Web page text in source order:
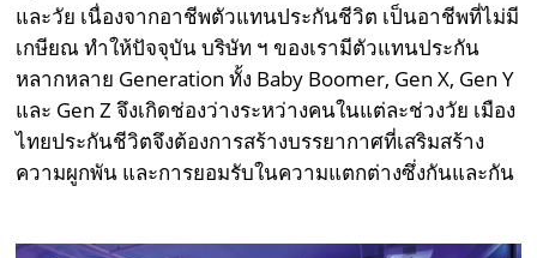
และวัย เนื่องจากอาชีพตัวแทนประกันชีวิต เป็นอาชีพที่ไม่มี
เกษียณ ทำให้ปัจจุบัน บริษัท ฯ ของเรามีตัวแทนประกัน
หลากหลาย Generation ทั้ง Baby Boomer, Gen X, Gen Y
และ Gen Z จึงเกิดช่องว่างระหว่างคนในแต่ละช่วงวัย เมือง
ไทยประกันชีวิตจึงต้องการสร้างบรรยากาศที่เสริมสร้าง
ความผูกพัน และการยอมรับในความแตกต่างซึ่งกันและกัน